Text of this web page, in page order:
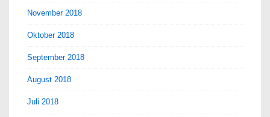
November 2018
Oktober 2018
September 2018
August 2018
Juli 2018